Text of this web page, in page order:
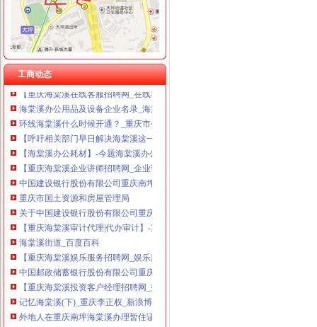
工商动态
海棠溪街道开展幼儿园食品安全检查工作-重庆市南岸区人民
【呼吁相关部门早日解决海棠溪这一段的交通问题_重庆市公开信箱
中国邮政储蓄银行股份有限公司重庆南岸区海棠溪营业所_【电话地址_
海棠溪公司注册_海棠溪注册公司_海棠溪代办注册公司_海棠溪代理公
海棠溪办公服务信息-快点8分类信息网
【重庆海棠溪在线客服招聘网_在线客服招聘信息】-重庆智联招聘
海棠溪办公用品及设备企业名录_海棠溪办公用品及设备公司黄页–海
环线海棠溪什么时候开通？_重庆市公开信箱
【呼吁相关部门早日解决海棠溪这一段的交通问题_重庆市公开信箱
【海棠溪办公耗材】-今题海棠溪办公耗材网
【重庆海棠溪企业讲师招聘网_企业讲师招聘信息】-重庆智联招聘
中国建设银行股份有限公司重庆南坪支行海棠溪分理处
重庆市国土资源和房屋管理局
关于中国建设银行股份有限公司重庆南坪支行海棠溪分理处等3家机构
【重庆海棠溪审计代理|代办审计】-重庆赶集网
海棠溪街道_百度百科
【重庆海棠溪娱乐服务招聘网_娱乐服务招聘信息】-重庆智联招聘
中国邮政储蓄银行股份有限公司重庆南岸区海棠溪营业所
【重庆海棠溪投资客户经理招聘网_投资客户经理招聘信息】-重庆智
记忆海棠溪(下)_重庆李正权_新浪博客
外地人在重庆南坪海棠溪办理暂住证需要什么材料？_上海包听|E都市
南岸区海棠溪开锁匠,24小时急开锁换锁-重庆社区